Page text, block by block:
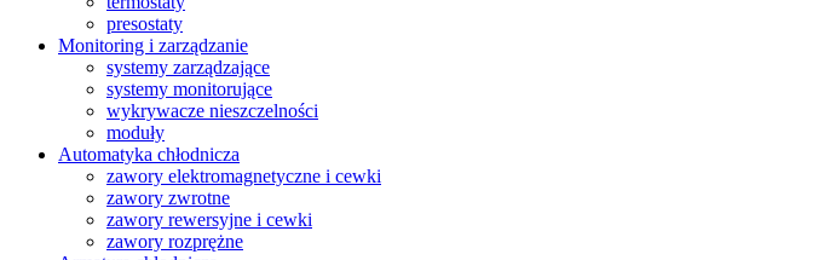
presostaty
Monitoring i zarządzanie
systemy zarządzające
systemy monitorujące
wykrywacze nieszczelności
moduły
Automatyka chłodnicza
zawory elektromagnetyczne i cewki
zawory zwrotne
zawory rewersyjne i cewki
zawory rozprężne